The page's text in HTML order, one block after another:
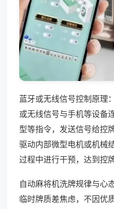
蓝牙或无线信号控制原理
或无线信号与手机等设备
型等指令，发送信号给控
驱动内部微型电机或机械
过程中进行干预，达到控
自动麻将机洗牌规律与心
临时牌质差焦虑，不因优